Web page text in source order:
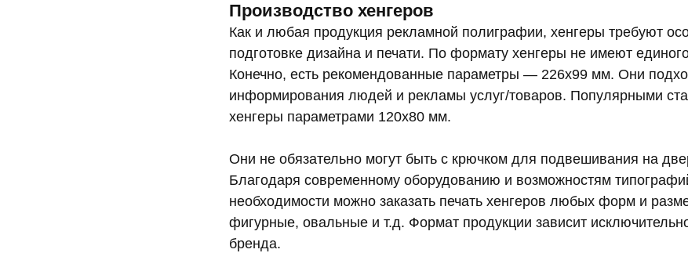
Производство хенгеров
Как и любая продукция рекламной полиграфии, хенгеры требуют
подготовке дизайна и печати. По формату хенгеры не имеют
Конечно, есть рекомендованные параметры — 226х99 мм. Они
информирования людей и рекламы услуг/товаров. Популярными
хенгеры параметрами 120х80 мм.
Они не обязательно могут быть с крючком для подвешивания на
Благодаря современному оборудованию и возможностям
необходимости можно заказать печать хенгеров любых форм и
фигурные, овальные и т.д. Формат продукции зависит
бренда.